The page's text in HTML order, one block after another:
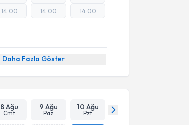
14:00
14:00
14:00
Daha Fazla Göster
8 Ağu
Cmt
9 Ağu
Paz
10 Ağu
Pzt